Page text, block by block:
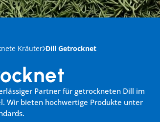
Kräuter Dill Getrocknet
Partner für getrockneten Dill im
Wir bieten hochwertige Produkte unter